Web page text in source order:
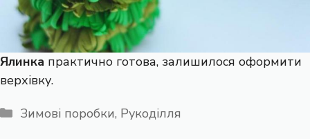
Ялинка практично готова, залишилося оформити
верхівку.
Категорії
Зимові поробки, Рукоділля